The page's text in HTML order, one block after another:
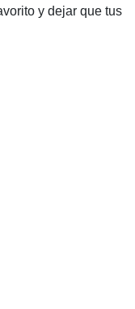
y dejar que tus